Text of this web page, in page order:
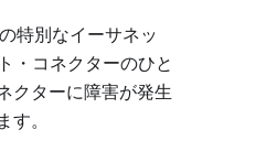
特別なイーサネッ
・コネクターのひと
クターに障害が発生
す。